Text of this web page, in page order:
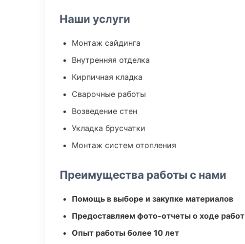
Наши услуги
Монтаж сайдинга
Внутренняя отделка
Кирпичная кладка
Сварочные работы
Возведение стен
Укладка брусчатки
Монтаж систем отопления
Преимущества работы с нами
Помощь в выборе и закупке материалов
Предоставляем фото-отчеты о ходе работ
Опыт работы более 10 лет